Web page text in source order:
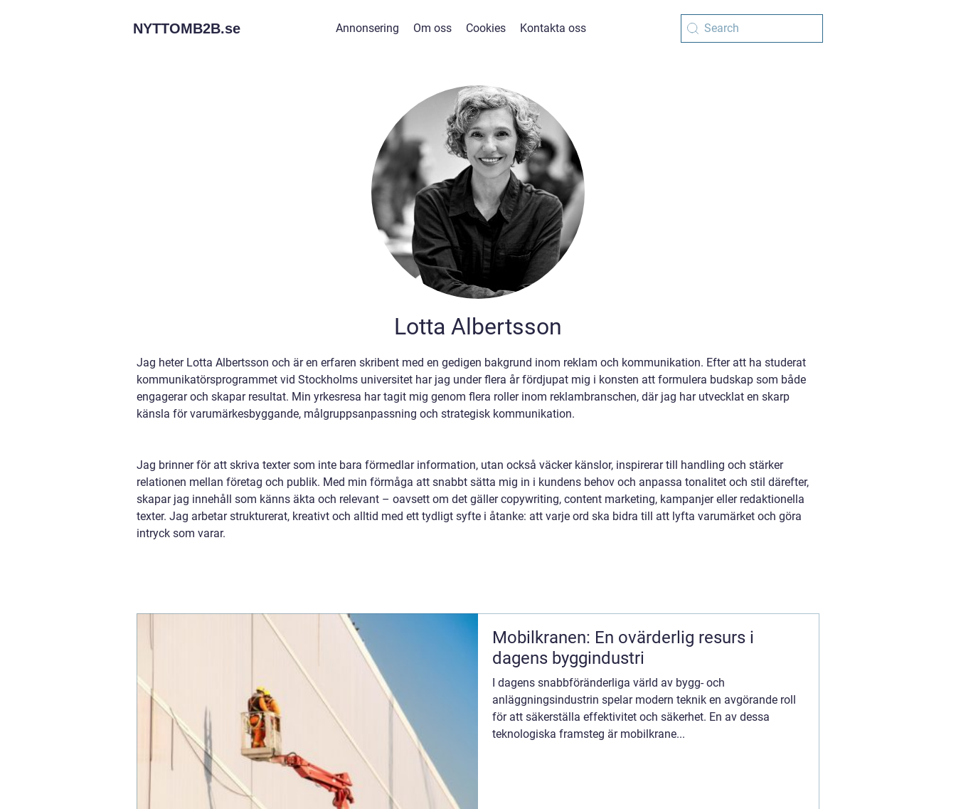
NYTTOMB2B.se Annonsering Om oss Cookies Kontakta oss
Lotta Albertsson
Jag heter Lotta Albertsson och är en erfaren skribent med en gedigen bakgrund inom reklam och kommunikation. Efter att ha studerat
kommunikatörsprogrammet vid Stockholms universitet har jag under flera år fördjupat mig i konsten att formulera budskap som både
engagerar och skapar resultat. Min yrkesresa har tagit mig genom flera roller inom reklambranschen, där jag har utvecklat en skarp
känsla för varumärkesbyggande, målgruppsanpassning och strategisk kommunikation.
Jag brinner för att skriva texter som inte bara förmedlar information, utan också väcker känslor, inspirerar till handling och stärker
relationen mellan företag och publik. Med min förmåga att snabbt sätta mig in i kundens behov och anpassa tonalitet och stil därefter,
skapar jag innehåll som känns äkta och relevant – oavsett om det gäller copywriting, content marketing, kampanjer eller redaktionella
texter. Jag arbetar strukturerat, kreativt och alltid med ett tydligt syfte i åtanke: att varje ord ska bidra till att lyfta varumärket och göra
intryck som varar.
Mobilkranen: En ovärderlig resurs i
dagens byggindustri
I dagens snabbföränderliga värld av bygg- och
anläggningsindustrin spelar modern teknik en avgörande roll
för att säkerställa effektivitet och säkerhet. En av dessa
teknologiska framsteg är mobilkrane...